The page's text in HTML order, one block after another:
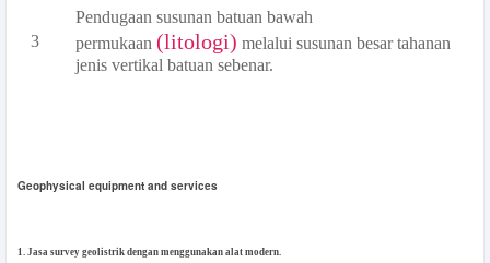
Pendugaan susunan batuan bawah
permukaan (litologi) melalui susunan besar tahanan
jenis vertikal batuan sebenar.
Geophysical equipment and services
1. Jasa survey geolistrik dengan menggunakan alat modern.